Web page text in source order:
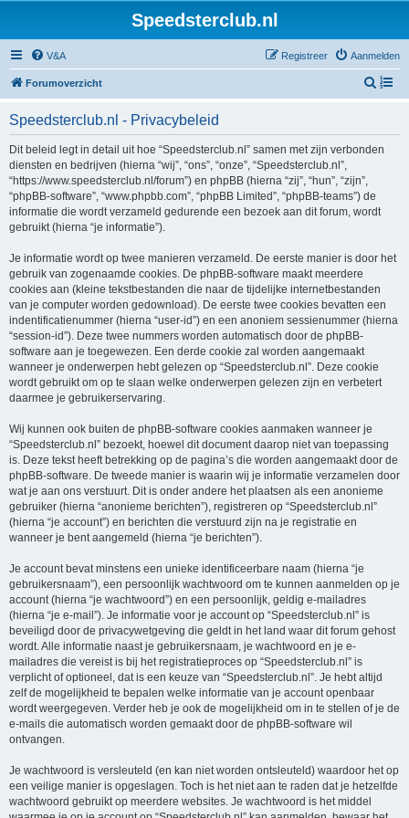
Speedsterclub.nl
V&A Aanmelden
Registreer
Forumoverzicht
Z
k
Speedsterclub.nl - Privacybeleid
Dit beleid legt in detail uit hoe “Speedsterclub.nl” samen met zijn verbonden
diensten en bedrijven (hierna “wij”, “ons”, “onze”, “Speedsterclub.nl”,
“https://www.speedsterclub.nl/forum”) en phpBB (hierna “zij”, “hun”, “zijn”,
“phpBB-software”, “www.phpbb.com”, “phpBB Limited”, “phpBB-teams”) de
informatie die wordt verzameld gedurende een bezoek aan dit forum, wordt
gebruikt (hierna “je informatie”).
Je informatie wordt op twee manieren verzameld. De eerste manier is door het
gebruik van zogenaamde cookies. De phpBB-software maakt meerdere
cookies aan (kleine tekstbestanden die naar de tijdelijke internetbestanden
van je computer worden gedownload). De eerste twee cookies bevatten een
indentificatienummer (hierna “user-id”) en een anoniem sessienummer (hierna
“session-id”). Deze twee nummers worden automatisch door de phpBB-
software aan je toegewezen. Een derde cookie zal worden aangemaakt
wanneer je onderwerpen hebt gelezen op “Speedsterclub.nl”. Deze cookie
wordt gebruikt om op te slaan welke onderwerpen gelezen zijn en verbetert
daarmee je gebruikerservaring.
Wij kunnen ook buiten de phpBB-software cookies aanmaken wanneer je
“Speedsterclub.nl” bezoekt, hoewel dit document daarop niet van toepassing
is. Deze tekst heeft betrekking op de pagina’s die worden aangemaakt door de
phpBB-software. De tweede manier is waarin wij je informatie verzamelen door
wat je aan ons verstuurt. Dit is onder andere het plaatsen als een anonieme
gebruiker (hierna “anonieme berichten”), registreren op “Speedsterclub.nl”
(hierna “je account”) en berichten die verstuurd zijn na je registratie en
wanneer je bent aangemeld (hierna “je berichten”).
Je account bevat minstens een unieke identificeerbare naam (hierna “je
gebruikersnaam”), een persoonlijk wachtwoord om te kunnen aanmelden op je
account (hierna “je wachtwoord”) en een persoonlijk, geldig e-mailadres
(hierna “je e-mail”). Je informatie voor je account op “Speedsterclub.nl” is
beveiligd door de privacywetgeving die geldt in het land waar dit forum gehost
wordt. Alle informatie naast je gebruikersnaam, je wachtwoord en je e-
mailadres die vereist is bij het registratieproces op “Speedsterclub.nl” is
verplicht of optioneel, dat is een keuze van “Speedsterclub.nl”. Je hebt altijd
zelf de mogelijkheid te bepalen welke informatie van je account openbaar
wordt weergegeven. Verder heb je ook de mogelijkheid om in te stellen of je de
e-mails die automatisch worden gemaakt door de phpBB-software wil
ontvangen.
Je wachtwoord is versleuteld (en kan niet worden ontsleuteld) waardoor het op
een veilige manier is opgeslagen. Toch is het niet aan te raden dat je hetzelfde
wachtwoord gebruikt op meerdere websites. Je wachtwoord is het middel